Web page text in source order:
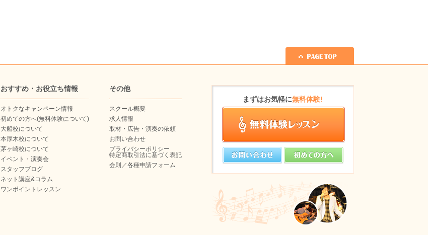
おすすめ・お役立ち情報
オトクなキャンペーン情報
初めての方へ(無料体験について)
大船校について
本厚木校について
茅ヶ崎校について
イベント・演奏会
スタッフブログ
ネット講座&コラム
ワンポイントレッスン
その他
スクール概要
求人情報
取材・広告・演奏の依頼
お問い合わせ
プライバシーポリシー
特定商取引法に基づく表記
会則／各種申請フォーム
まずはお気軽に無料体験!